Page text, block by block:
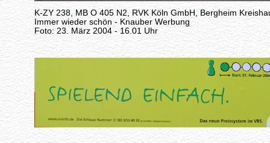
K-ZY 238, MB O 405 N2, RVK Köln GmbH, Bergheim
Immer wieder schön - Knauber Werbung
Foto: 23. März 2004 - 16.01 Uhr